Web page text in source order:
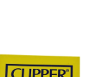
de produits